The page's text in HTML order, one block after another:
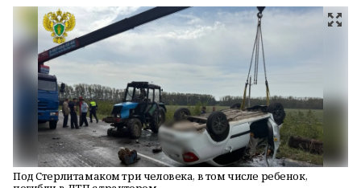
Под Стерлитамаком три человека, в том числе ребенок,